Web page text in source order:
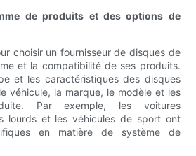
de produits et des options de
choisir un fournisseur de disques de
et la compatibilité de ses produits.
et les caractéristiques des disques
véhicule, la marque, le modèle et les
Par exemple, les voitures
lourds et les véhicules de sport ont
en matière de système de